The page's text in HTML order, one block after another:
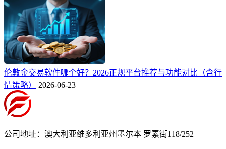
伦敦金交易软件哪个好？2026正规平台推荐与功能对比（含行
情策略）
2026-06-23
公司地址：澳大利亚维多利亚州墨尔本 罗素街118/252